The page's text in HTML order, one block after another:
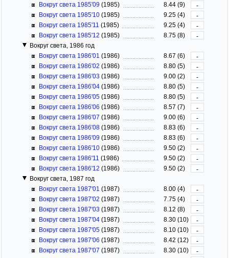
Вокруг света 1985'09 (1985) 8.44 (9)
-
Вокруг света 1985'10 (1985) 9.25 (4)
-
Вокруг света 1985'11 (1985) 9.25 (4)
-
Вокруг света 1985'12 (1985) 8.75 (8)
-
Вокруг света, 1986 год
Вокруг света 1986'01 (1986) 8.67 (6)
-
Вокруг света 1986'02 (1986) 8.80 (5)
-
Вокруг света 1986'03 (1986) 9.00 (2)
-
Вокруг света 1986'04 (1986) 8.80 (5)
-
Вокруг света 1986'05 (1986) 8.80 (5)
-
Вокруг света 1986'06 (1986) 8.57 (7)
-
Вокруг света 1986'07 (1986) 9.00 (6)
-
Вокруг света 1986'08 (1986) 8.83 (6)
-
Вокруг света 1986'09 (1986) 8.83 (6)
-
Вокруг света 1986'10 (1986) 9.50 (2)
-
Вокруг света 1986'11 (1986) 9.50 (2)
-
Вокруг света 1986'12 (1986) 9.50 (2)
-
Вокруг света, 1987 год
Вокруг света 1987'01 (1987) 8.00 (4)
-
Вокруг света 1987'02 (1987) 7.75 (4)
-
Вокруг света 1987'03 (1987) 8.12 (8)
-
Вокруг света 1987'04 (1987) 8.30 (10)
-
Вокруг света 1987'05 (1987) 8.10 (10)
-
Вокруг света 1987'06 (1987) 8.42 (12)
-
Вокруг света 1987'07 (1987) 8.30 (10)
-